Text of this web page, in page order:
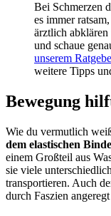
Bei Schmerzen
es immer
ärztlich abklären
und schaue
unserem
weitere Tipps
Bewegung
Wie du vermutlich
dem elastischen
einem Großteil aus
sie viele
transportieren. Auch
durch Faszien